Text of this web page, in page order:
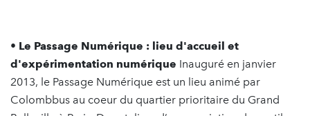
• Le Passage Numérique : lieu d'accueil et
d'expérimentation numérique Inauguré en janvier
2013, le Passage Numérique est un lieu animé par
Colombbus au coeur du quartier prioritaire du Grand